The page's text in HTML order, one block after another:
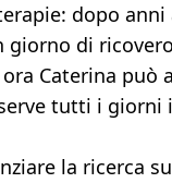
dopo anni
giorno di
Caterina può
tutti i giorni
la ricerca